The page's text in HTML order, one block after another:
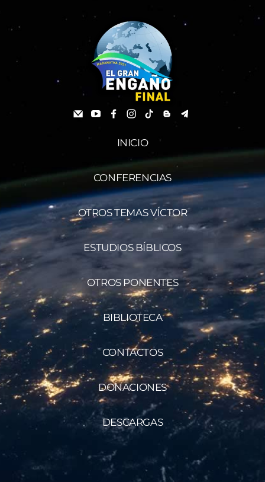
INICIO
CONFERENCIAS
OTROS TEMAS VÍCTOR
ESTUDIOS BÍBLICOS
OTROS PONENTES
BIBLIOTECA
CONTACTOS
DONACIONES
DESCARGAS